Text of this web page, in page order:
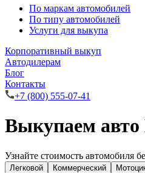
По маркам автомобилей
По типу автомобилей
Услуги для выкупа
Корпоративный выкуп
Автодилерам
Блог
Контакты
+7 (800) 555-07-41
Выкупаем авто
Узнайте стоимость автомобиля
Легковой Коммерческий